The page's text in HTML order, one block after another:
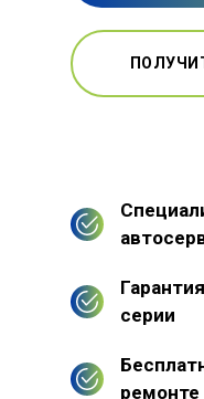
серии
ремонте